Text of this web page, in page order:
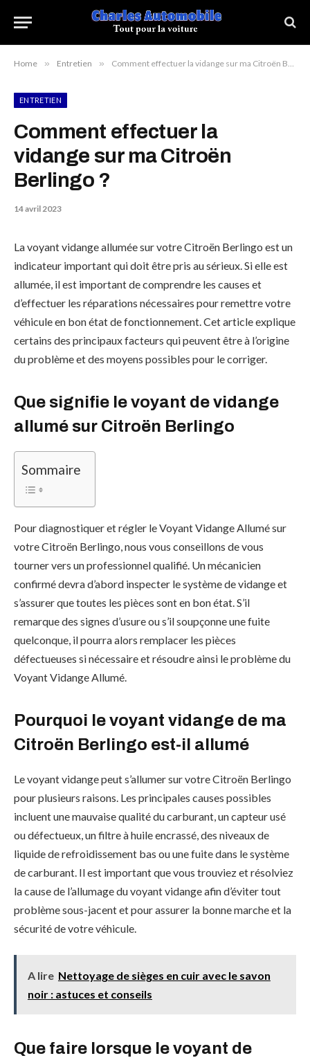
Home » Entretien » Comment effectuer la vidange sur ma Citroën Berlingo ?
ENTRETIEN
Comment effectuer la
vidange sur ma Citroën
Berlingo ?
14 avril 2023
La voyant vidange allumée sur votre Citroën Berlingo est un
indicateur important qui doit être pris au sérieux. Si elle est
allumée, il est important de comprendre les causes et
d’effectuer les réparations nécessaires pour remettre votre
véhicule en bon état de fonctionnement. Cet article explique
certains des principaux facteurs qui peuvent être à l’origine
du problème et des moyens possibles pour le corriger.
Que signifie le voyant de vidange
allumé sur Citroën Berlingo
Sommaire
Pour diagnostiquer et régler le Voyant Vidange Allumé sur
votre Citroën Berlingo, nous vous conseillons de vous
tourner vers un professionnel qualifié. Un mécanicien
confirmé devra d’abord inspecter le système de vidange et
s’assurer que toutes les pièces sont en bon état. S’il
remarque des signes d’usure ou s’il soupçonne une fuite
quelconque, il pourra alors remplacer les pièces
défectueuses si nécessaire et résoudre ainsi le problème du
Voyant Vidange Allumé.
Pourquoi le voyant vidange de ma
Citroën Berlingo est-il allumé
Le voyant vidange peut s’allumer sur votre Citroën Berlingo
pour plusieurs raisons. Les principales causes possibles
incluent une mauvaise qualité du carburant, un capteur usé
ou défectueux, un filtre à huile encrassé, des niveaux de
liquide de refroidissement bas ou une fuite dans le système
de carburant. Il est important que vous trouviez et résolviez
la cause de l’allumage du voyant vidange afin d’éviter tout
problème sous-jacent et pour assurer la bonne marche et la
sécurité de votre véhicule.
A lire Nettoyage de sièges en cuir avec le savon
noir : astuces et conseils
Que faire lorsque le voyant de